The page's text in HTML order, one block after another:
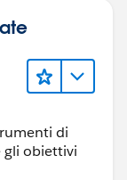
di
gli obiettivi